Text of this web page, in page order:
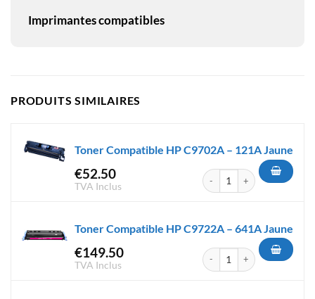
Imprimantes compatibles
PRODUITS SIMILAIRES
Toner Compatible HP C9702A – 121A Jaune
€52.50
TVA Inclus
quantité de Toner
Toner Compatible HP C9722A – 641A Jaune
€149.50
TVA Inclus
quantité de Toner